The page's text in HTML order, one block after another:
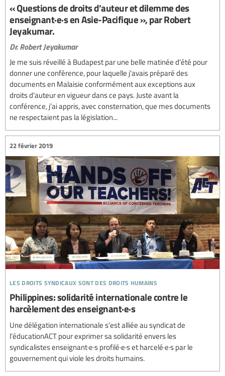
« Questions de droits d’auteur et dilemme des
enseignant·e·s en Asie-Pacifique », par Robert
Jeyakumar.
Dr. Robert Jeyakumar
Je me suis réveillé à Budapest par une belle matinée d'été pour
donner une conférence, pour laquelle j'avais préparé des
documents en Malaisie conformément aux exceptions aux
droits d'auteur en vigueur dans ce pays. Juste avant la
conférence, j’ai appris, avec consternation, que mes documents
ne respectaient pas la législation...
les droits syndicaux sont des droits humains
22 février 2019
Philippines: solidarité internationale contre le
harcèlement des enseignant·e·s
Une délégation internationale s’est alliée au syndicat de
l’éducationACT pour exprimer sa solidarité envers les
syndicalistes enseignant·e·s profilé·e·s et harcelé·e·s par le
gouvernement qui viole les droits humains.